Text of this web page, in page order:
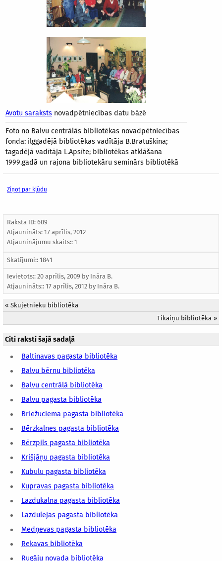
Avotu saraksts novadpētniecības datu bāzē
Foto no Balvu centrālās bibliotēkas novadpētniecības
fonda: ilggadējā bibliotēkas vadītāja B.Bratuškina;
tagadējā vadītāja L.Apsīte; bibliotēkas atklāšana
1999.gadā un rajona bibliotekāru seminārs bibliotēkā
Ziņot par kļūdu
Raksta ID: 609
Atjaunināts: 17 aprīlis, 2012
Atjauninājumu skaits:: 1
Skatījumi:: 1841
Ievietots:: 20 aprīlis, 2009 by Ināra B.
Atjaunināts:: 17 aprīlis, 2012 by Ināra B.
« Skujetnieku bibliotēka
Tikaiņu bibliotēka »
Citi raksti šajā sadaļā
Baltinavas pagasta bibliotēka
Balvu bērnu bibliotēka
Balvu centrālā bibliotēka
Balvu pagasta bibliotēka
Briežuciema pagasta bibliotēka
Bērzkalnes pagasta bibliotēka
Bērzpils pagasta bibliotēka
Krišjāņu pagasta bibliotēka
Kubulu pagasta bibliotēka
Kupravas pagasta bibliotēka
Lazdukalna pagasta bibliotēka
Lazdulejas pagasta bibliotēka
Medņevas pagasta bibliotēka
Rekavas bibliotēka
Rugāju novada bibliotēka